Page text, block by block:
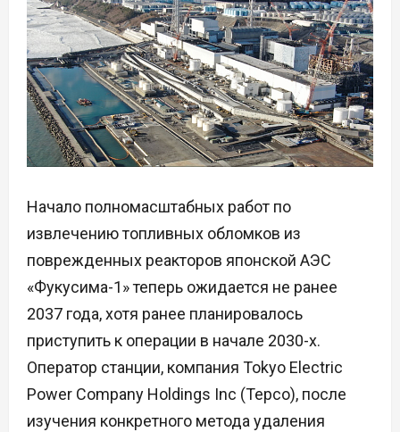
Начало полномасштабных работ по
извлечению топливных обломков из
поврежденных реакторов японской АЭС
«Фукусима-1» теперь ожидается не ранее
2037 года, хотя ранее планировалось
приступить к операции в начале 2030-х.
Оператор станции, компания Tokyo Electric
Power Company Holdings Inc (Tepco), после
изучения конкретного метода удаления